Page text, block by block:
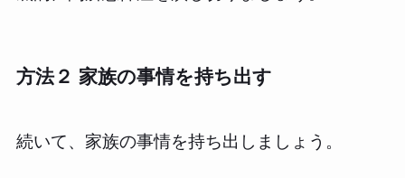
方法２ 家族の事情を持ち出す
続いて、家族の事情を持ち出しましょう。